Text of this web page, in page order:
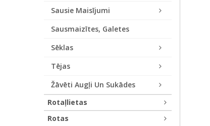
Sausie Maisījumi
Sausmaizītes, Galetes
Sēklas
Tējas
Žāvēti Augļi Un Sukādes
Rotaļlietas
Rotas